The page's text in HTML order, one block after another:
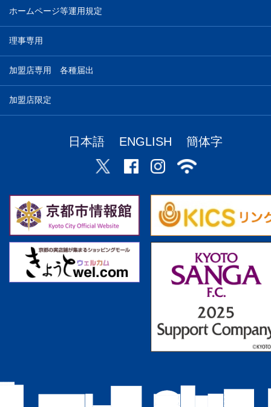
ホームページ等運用規定
理事専用
加盟店専用 各種届出
加盟店限定
日本語 ENGLISH 簡体字